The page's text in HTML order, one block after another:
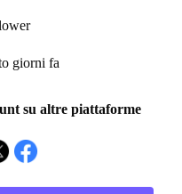
giorni fa
su altre piattaforme